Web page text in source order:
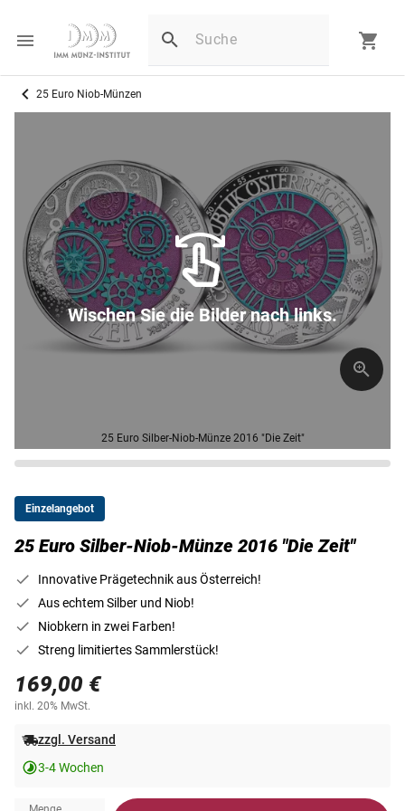
25 Euro Niob-Münzen
25 Euro Silber-Niob-Münze 2016 "Die Zeit"
Wischen Sie die Bilder nach links.
Einzelangebot
25 Euro Silber-Niob-Münze 2016 "Die Zeit"
Innovative Prägetechnik aus Österreich!
Aus echtem Silber und Niob!
Niobkern in zwei Farben!
Streng limitiertes Sammlerstück!
169,00 €
inkl. 20% MwSt.
zzgl. Versand
3-4 Wochen